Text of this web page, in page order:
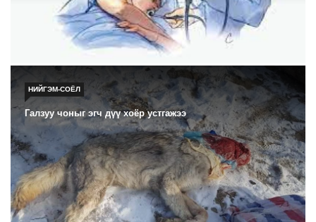
НИЙГЭМ-СОЁЛ
Галзуу чоныг эгч дүү хоёр устгажээ